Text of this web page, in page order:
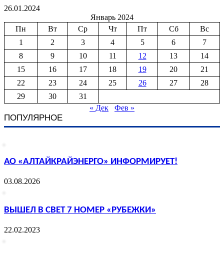
26.01.2024
Январь 2024
Пн
Вт Ср Чт Пт Сб
Вс
1
2 3 4 5 6
7
8
9 10 11 12 13
14
15
16 17 18 19 20
21
22
23 24 25 26 27
28
29
30
31
« Дек
Фев »
ПОПУЛЯРНОЕ
АО «АЛТАЙКРАЙЭНЕРГО» ИНФОРМИРУЕТ!
03.08.2026
ВЫШЕЛ В СВЕТ 7 НОМЕР «РУБЕЖКИ»
22.02.2023